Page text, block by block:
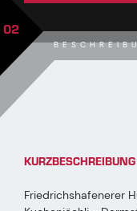
02
KURZBESCHREIBUNG
Friedrichshafenerer